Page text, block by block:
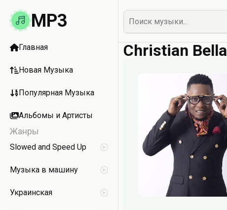
MP3
Главная
Новая Музыка
Популярная Музыка
Альбомы и Артисты
Жанры
Slowed and Speed Up
Музыка в машину
Украинская
Christian